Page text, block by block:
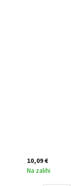
10,09 €
Na zalihi